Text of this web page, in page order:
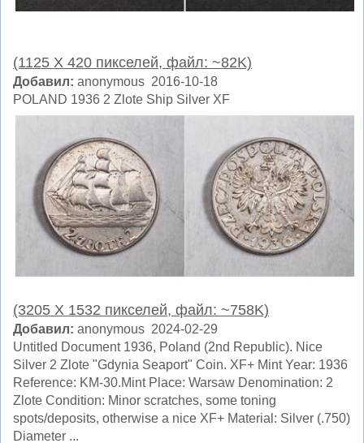
(1125 X 420 пикселей, файл: ~82K)
Добавил: anonymous 2016-10-18
POLAND 1936 2 Zlote Ship Silver XF
(3205 X 1532 пикселей, файл: ~758K)
Добавил: anonymous 2024-02-29
Untitled Document 1936, Poland (2nd Republic). Nice
Silver 2 Zlote "Gdynia Seaport" Coin. XF+ Mint Year: 1936
Reference: KM-30.Mint Place: Warsaw Denomination: 2
Zlote Condition: Minor scratches, some toning
spots/deposits, otherwise a nice XF+ Material: Silver (.750)
Diameter ...